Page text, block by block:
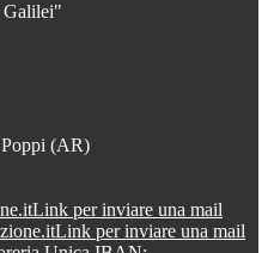
(AR)
Link per inviare una mail
Link per inviare una mail